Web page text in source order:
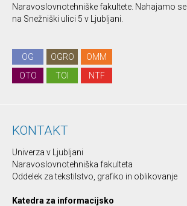
Naravoslovnotehniške fakultete. Nahajamo se
na Snežniški ulici 5 v Ljubljani.
OG OGRO
OMM
OTO
TOI NTF
KONTAKT
Univerza v Ljubljani
Naravoslovnotehniška fakulteta
Oddelek za tekstilstvo, grafiko in oblikovanje
Katedra za informacijsko